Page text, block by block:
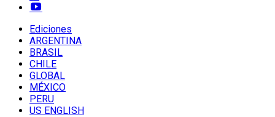
Ediciones
ARGENTINA
BRASIL
CHILE
GLOBAL
MÉXICO
PERU
US ENGLISH